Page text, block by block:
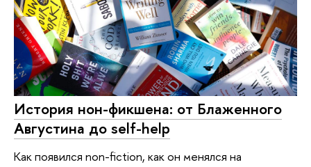
История нон-фикшена: от Блаженного
Августина до self-help
Как появился non-fiction, как он менялся на